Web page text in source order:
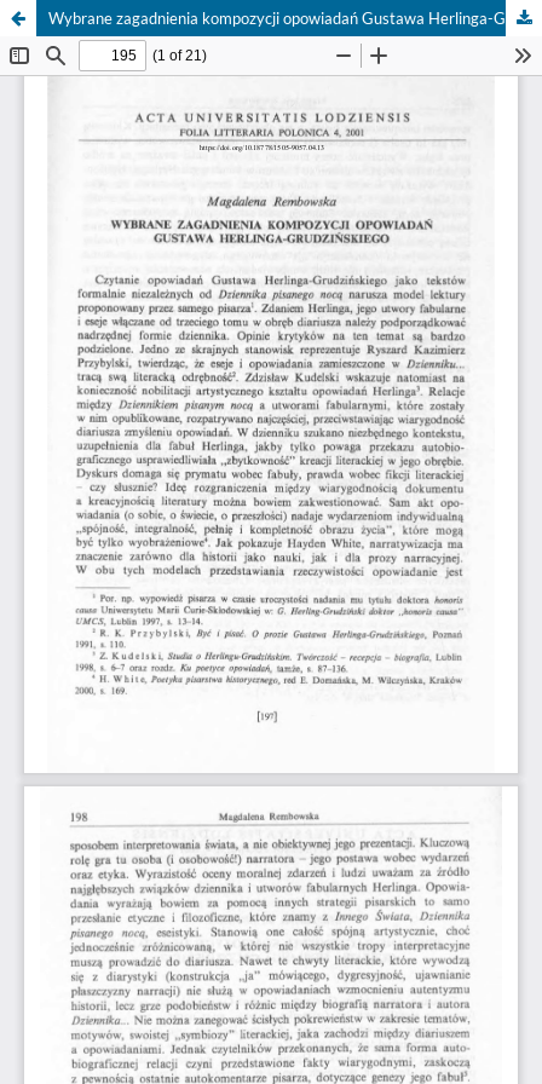
Wybrane zagadnienia kompozycji opowiadań Gustawa Herlinga-Grudzińskiego